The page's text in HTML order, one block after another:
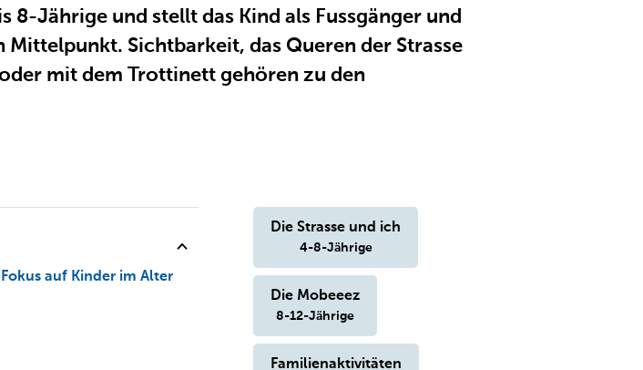
Jährige und stellt das Kind als Fussgänger und
Sichtbarkeit, das Queren der Strasse
mit dem Trottinett gehören zu den
auf Kinder im Alter
Die Strasse und ich
4-8-Jährige
Die Mobeeez
8-12-Jährige
Familienaktivitäten